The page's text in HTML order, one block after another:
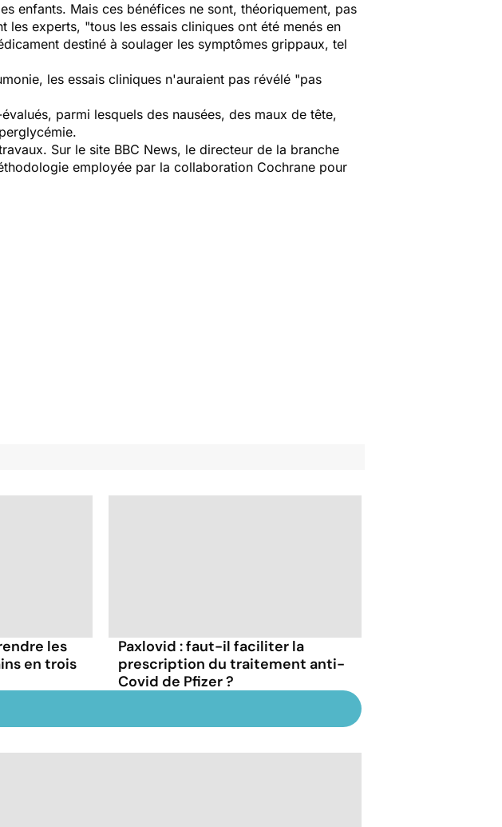
enfants. Mais ces bénéfices ne sont, théoriquement, pas
experts, "tous les essais cliniques ont été menés en
destiné à soulager les symptômes grippaux, tel
les essais cliniques n'auraient pas révélé "pas
parmi lesquels des nausées, des maux de tête,
Sur le site BBC News, le directeur de la branche
employée par la collaboration Cochrane pour
les
en trois
Paxlovid : faut-il faciliter la
prescription du traitement anti-
Covid de Pfizer ?